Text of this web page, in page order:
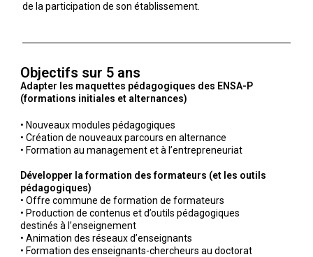
de la participation de son établissement.
Objectifs sur 5 ans
Adapter les maquettes pédagogiques des ENSA-P
(formations initiales et alternances)
• Nouveaux modules pédagogiques
• Création de nouveaux parcours en alternance
• Formation au management et à l’entrepreneuriat
Développer la formation des formateurs (et les outils
pédagogiques)
• Offre commune de formation de formateurs
• Production de contenus et d’outils pédagogiques
destinés à l’enseignement
• Animation des réseaux d’enseignants
• Formation des enseignants-chercheurs au doctorat